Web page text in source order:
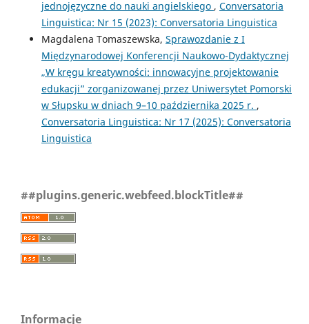
jednojęzyczne do nauki angielskiego , Conversatoria
Linguistica: Nr 15 (2023): Conversatoria Linguistica
Magdalena Tomaszewska, Sprawozdanie z I
Międzynarodowej Konferencji Naukowo-Dydaktycznej
„W kręgu kreatywności: innowacyjne projektowanie
edukacji” zorganizowanej przez Uniwersytet Pomorski
w Słupsku w dniach 9–10 października 2025 r. ,
Conversatoria Linguistica: Nr 17 (2025): Conversatoria
Linguistica
##plugins.generic.webfeed.blockTitle##
Informacje